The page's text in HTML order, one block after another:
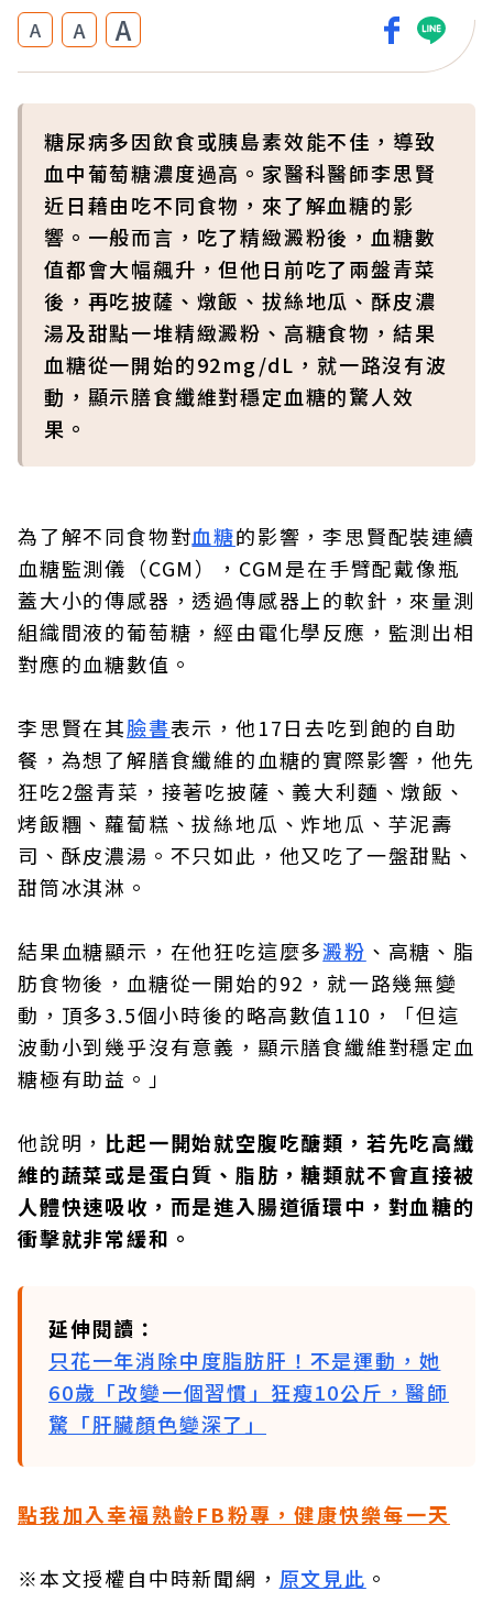
A A A
糖尿病多因飲食或胰島素效能不佳，導致
血中葡萄糖濃度過高。家醫科醫師李思賢
近日藉由吃不同食物，來了解血糖的影
響。一般而言，吃了精緻澱粉後，血糖數
值都會大幅飆升，但他日前吃了兩盤青菜
後，再吃披薩、燉飯、拔絲地瓜、酥皮濃
湯及甜點一堆精緻澱粉、高糖食物，結果
血糖從一開始的92mg/dL，就一路沒有波
動，顯示膳食纖維對穩定血糖的驚人效
果。
為了解不同食物對血糖的影響，李思賢配裝連續
血糖監測儀（CGM），CGM是在手臂配戴像瓶
蓋大小的傳感器，透過傳感器上的軟針，來量測
組織間液的葡萄糖，經由電化學反應，監測出相
對應的血糖數值。
李思賢在其臉書表示，他17日去吃到飽的自助
餐，為想了解膳食纖維的血糖的實際影響，他先
狂吃2盤青菜，接著吃披薩、義大利麵、燉飯、
烤飯糰、蘿蔔糕、拔絲地瓜、炸地瓜、芋泥壽
司、酥皮濃湯。不只如此，他又吃了一盤甜點、
甜筒冰淇淋。
結果血糖顯示，在他狂吃這麼多澱粉 、高糖、脂
肪食物後，血糖從一開始的92，就一路幾無變
動，頂多3.5個小時後的略高數值110，「但這
波動小到幾乎沒有意義，顯示膳食纖維對穩定血
糖極有助益。」
他說明， 比起一開始就空腹吃醣類，若先吃高纖
維的蔬菜或是蛋白質、脂肪，糖類就不會直接被
人體快速吸收，而是進入腸道循環中，對血糖的
衝擊就非常緩和。
延伸閱讀：
只花一年消除中度脂肪肝！不是運動，她
60歲「改變一個習慣」狂瘦10公斤，醫師
驚「肝臟顏色變深了」
點我加入幸福熟齡FB粉專，健康快樂每一天
※本文授權自中時新聞網， 原文見此 。